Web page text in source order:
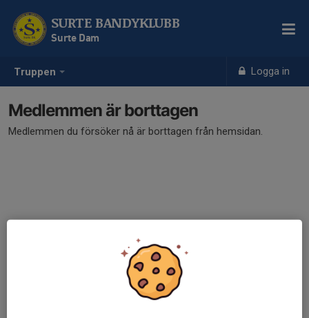
Truppen Logga in
SURTE BANDYKLUBB
Surte Dam
Medlemmen är borttagen
Medlemmen du försöker nå är borttagen från hemsidan.